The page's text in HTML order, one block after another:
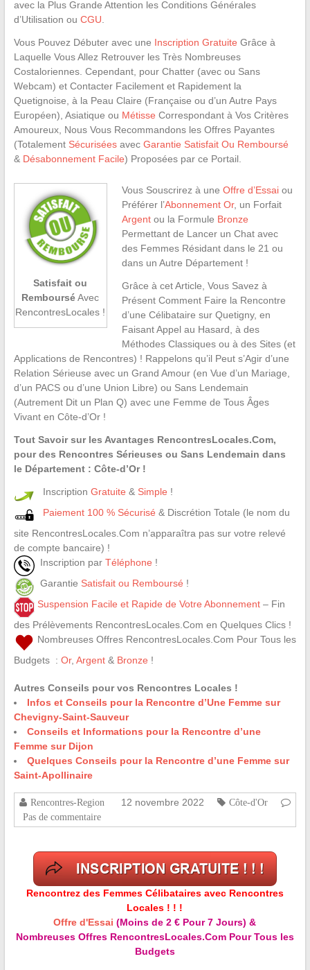
avec la Plus Grande Attention les Conditions Générales
d’Utilisation ou CGU
Vous Pouvez Débuter avec une Inscription Gratuite Grâce à
Laquelle Vous Allez Retrouver les Très Nombreuses
Costaloriennes. Cependant, pour Chatter (avec ou Sans
Webcam) et Contacter Facilement et Rapidement la
Quetignoise, à la Peau Claire (Française ou d’un Autre Pays
Européen), Asiatique ou Métisse Correspondant à Vos Critères
Amoureux, Nous Vous Recommandons les Offres Payantes
(Totalement Sécuriséesavec Garantie Satisfait Ou Remboursé
& Désabonnement Facile) Proposées par ce Portail.
Satisfait ou
RembourséAvec
RencontresLocales !
Vous Souscrirez à une Offre d’Essaiou
Préférer l’Abonnement Or, un Forfait
Argentou la Formule Bronze
Permettant de Lancer un Chat avec
des Femmes Résidant dans le 21 ou
dans un Autre Département !
Grâce à cet Article, Vous Savez à
Présent Comment Faire la Rencontre
d’une Célibataire sur Quetigny, en
Faisant Appel au Hasard, à des
Méthodes Classiques ou à des Sites (et
Applications de Rencontres) ! Rappelons qu’il Peut s’Agir d’une
Relation Sérieuse avec un Grand Amour (en Vue d’un Mariage,
d’un PACS ou d’une Union Libre) ou Sans Lendemain
(Autrement Dit un Plan Q) avec une Femme de Tous Âges
Vivant en Côte-d’Or !
Tout Savoir sur les Avantages RencontresLocales.Com,
pour des Rencontres Sérieuses ou Sans Lendemain dans
le Département : Côte-d’Or !
Inscription Gratuite & Simple !
Paiement 100 % Sécurisé & Discrétion Totale (le nom du
site RencontresLocales.Com n’apparaîtra pas sur votre relevé
de compte bancaire) !
Inscription par Téléphone !
Garantie Satisfait ou Remboursé !
Suspension Facile et Rapide de Votre Abonnement– Fin
des Prélèvements RencontresLocales.Com en Quelques Clics !
Nombreuses Offres RencontresLocales.Com Pour Tous les
Budgets : Or, Argent& Bronze !
Autres Conseils pour vos Rencontres Locales !
Infos et Conseils pour la Rencontre d’Une Femme sur
Chevigny-Saint-Sauveur
Conseils et Informations pour la Rencontre d’une
Femme sur Dijon
Quelques Conseils pour la Rencontre d’une Femme sur
Saint-Apollinaire
Rencontres-Region 12 novembre 2022
Côte-d'Or
Pas de commentaire
Rencontrez des Femmes Célibataires avec Rencontres
Locales ! ! !
Offre d'Essai (Moins de 2 € Pour 7 Jours) &
Nombreuses Offres RencontresLocales.Com Pour Tous les
Budgets